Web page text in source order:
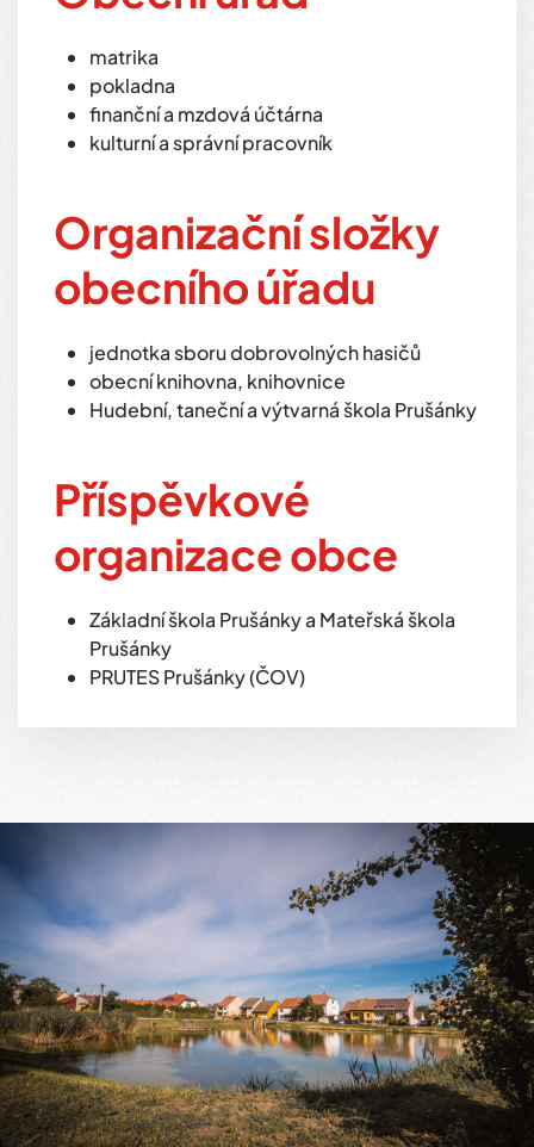
matrika
pokladna
finanční a mzdová účtárna
kulturní a správní pracovník
Organizační složky
obecního úřadu
jednotka sboru dobrovolných hasičů
obecní knihovna, knihovnice
Hudební, taneční a výtvarná škola Prušánky
Příspěvkové
organizace obce
Základní škola Prušánky a Mateřská škola
Prušánky
PRUTES Prušánky (ČOV)